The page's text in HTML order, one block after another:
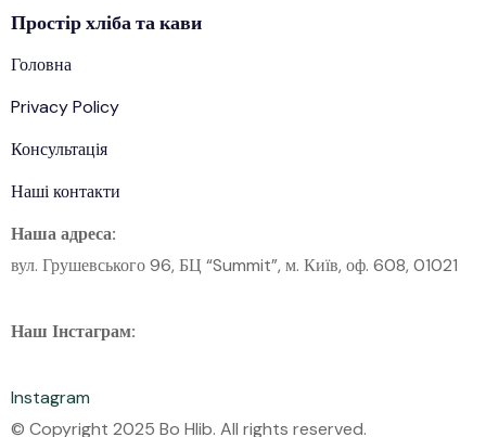
Простірхлібата кави
Головна
Privacy Policy
Консультація
Наші контакти
Наша адреса:
вул. Грушевського 96, БЦ “Summit”, м. Київ, оф. 608, 01021
Наш Інстаграм:
Instagram
© Copyright 2025 Bo Hlib. All rights reserved.